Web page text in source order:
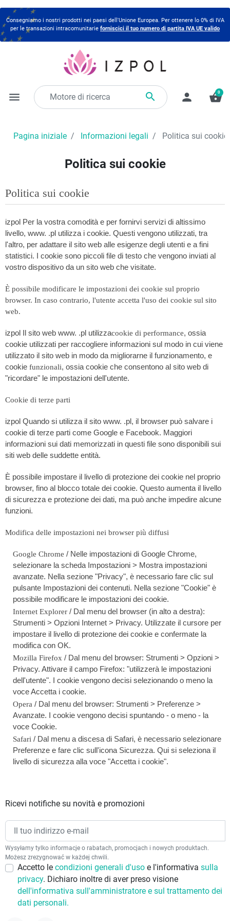
Consegniamo i nostri prodotti nei paesi dell'Unione Europea. Per ottenere lo 0% di IVA
per le transazioni intracomunitarie forniscici il tuo numero di partita IVA UE valido
menu  person shopping_basket
0
Pagina iniziale Informazioni legali Politica sui cookie
Politica sui cookie
Politica sui cookie
izpol Per la vostra comodità e per fornirvi servizi di altissimo
livello, www. .pl utilizza i cookie. Questi vengono utilizzati, tra
l'altro, per adattare il sito web alle esigenze degli utenti e a fini
statistici. I cookie sono piccoli file di testo che vengono inviati al
vostro dispositivo da un sito web che visitate.
È possibile modificare le impostazioni dei cookie sul proprio
browser. In caso contrario, l'utente accetta l'uso dei cookie sul sito
web.
izpol Il sito web www. .pl utilizzacookie di performance, ossia
cookie utilizzati per raccogliere informazioni sul modo in cui viene
utilizzato il sito web in modo da migliorarne il funzionamento, e
cookie funzionali, ossia cookie che consentono al sito web di
"ricordare" le impostazioni dell'utente.
Cookie di terze parti
izpol Quando si utilizza il sito www. .pl, il browser può salvare i
cookie di terze parti come Google e Facebook. Maggiori
informazioni sui dati memorizzati in questi file sono disponibili sui
siti web delle suddette entità.
È possibile impostare il livello di protezione dei cookie nel proprio
browser, fino al blocco totale dei cookie. Questo aumenta il livello
di sicurezza e protezione dei dati, ma può anche impedire alcune
funzioni.
Modifica delle impostazioni nei browser più diffusi
Google Chrome / Nelle impostazioni di Google Chrome,
selezionare la scheda Impostazioni > Mostra impostazioni
avanzate. Nella sezione "Privacy", è necessario fare clic sul
pulsante Impostazioni dei contenuti. Nella sezione "Cookie" è
possibile modificare le impostazioni dei cookie.
Internet Explorer / Dal menu del browser (in alto a destra):
Strumenti > Opzioni Internet > Privacy. Utilizzate il cursore per
impostare il livello di protezione dei cookie e confermate la
modifica con OK.
Mozilla Firefox / Dal menu del browser: Strumenti > Opzioni >
Privacy. Attivare il campo Firefox: "utilizzerà le impostazioni
dell'utente". I cookie vengono decisi selezionando o meno la
voce Accetta i cookie.
Opera / Dal menu del browser: Strumenti > Preferenze >
Avanzate. I cookie vengono decisi spuntando - o meno - la
voce Cookie.
Safari / Dal menu a discesa di Safari, è necessario selezionare
Preferenze e fare clic sull'icona Sicurezza. Qui si seleziona il
livello di sicurezza alla voce "Accetta i cookie".
Ricevi notifiche su novità e promozioni
Wysyłamy tylko informacje o rabatach, promocjach i nowych produktach.
Możesz zrezygnować w każdej chwili.
Accetto le condizioni generali d'uso e l'informativa sulla
privacy. Dichiaro inoltre di aver preso visione
dell'informativa sull'amministratore e sul trattamento dei
dati personali.